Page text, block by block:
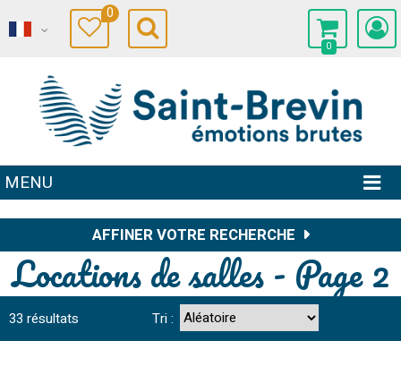
0
0
MENU
AFFINER VOTRE RECHERCHE
Locations de salles - Page 2
33 résultats Tri :